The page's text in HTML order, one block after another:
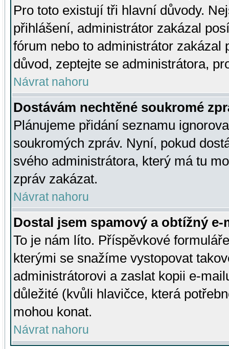
Pro toto existují tři hlavní důvody.
přihlášení, administrátor zakázal
fórum nebo to administrátor zakázal
důvod, zeptejte se administrátora,
Návrat nahoru
Dostávám nechtěné soukromé
Plánujeme přidání seznamu
soukromých zpráv. Nyní, pokud
svého administrátora, který má tu
zpráv zakázat.
Návrat nahoru
Dostal jsem spamový a obtížný
To je nám líto. Příspěvkové
kterými se snažíme vystopovat
administrátorovi a zaslat kopii e-
důležité (kvůli hlavičce, která
mohou konat.
Návrat nahoru